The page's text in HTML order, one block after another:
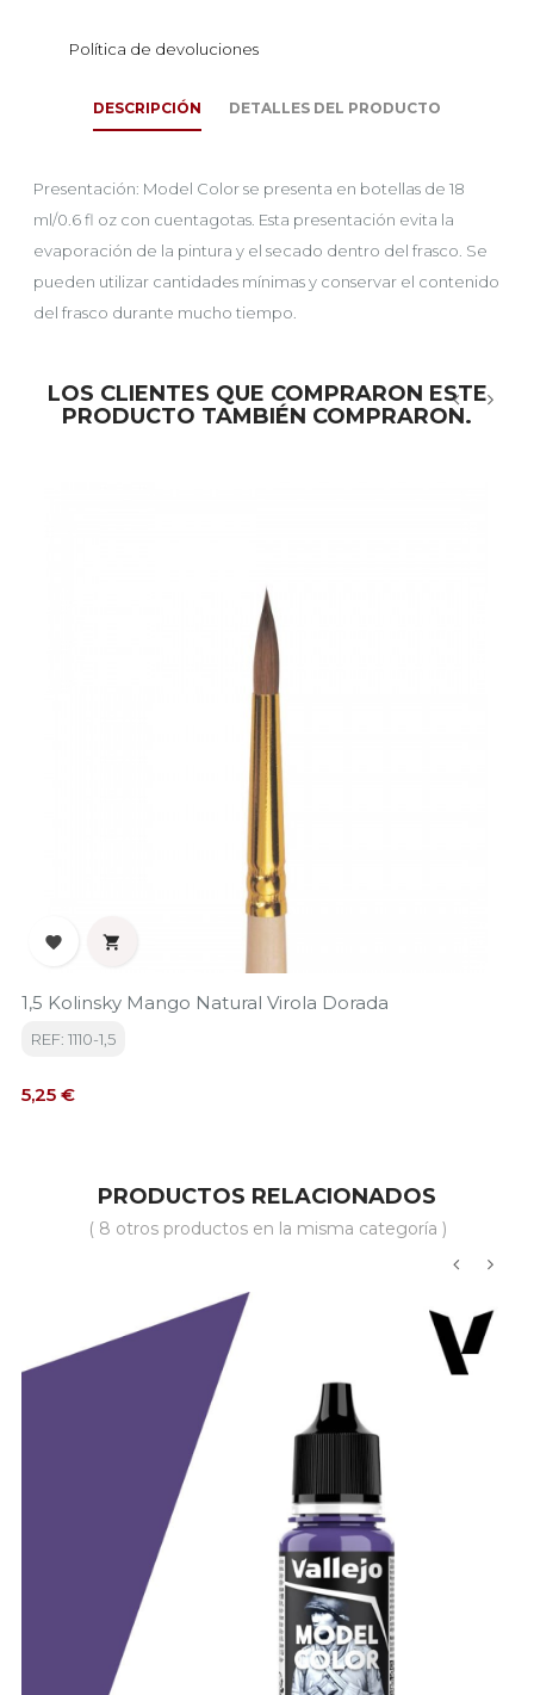
Política de devoluciones
DESCRIPCIÓN DETALLES DEL PRODUCTO
Presentación: Model Color se presenta en botellas de 18
ml/0.6 fl oz con cuentagotas. Esta presentación evita la
evaporación de la pintura y el secado dentro del frasco. Se
pueden utilizar cantidades mínimas y conservar el contenido
del frasco durante mucho tiempo.
LOS CLIENTES QUE COMPRARON ESTE
PRODUCTO TAMBIÉN COMPRARON.
 
1,5 Kolinsky Mango Natural Virola Dorada
REF: 1110-1,5
Precio
5,25 €
PRODUCTOS RELACIONADOS
( 8 otros productos en la misma categoría )
›